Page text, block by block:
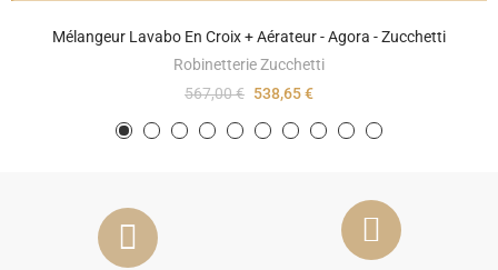
Mélangeur Lavabo En Croix + Aérateur - Agora - Zucchetti
Robinetterie Zucchetti
567,00 € 538,65 €